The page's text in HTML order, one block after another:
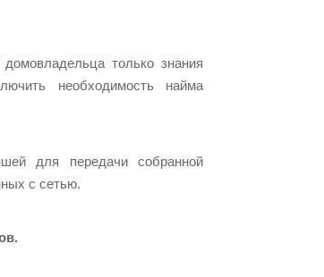
только знания
необходимость найма
для передачи собранной
с сетью.